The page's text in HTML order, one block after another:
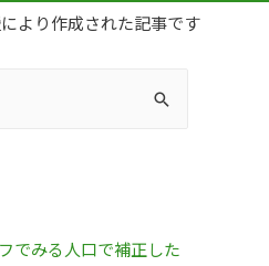
より作成された記事です
でみる人口で補正した